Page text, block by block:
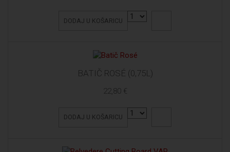
DODAJ U KOŠARICU
BATIČ ROSÉ (0,75L)
22,80 €
DODAJ U KOŠARICU